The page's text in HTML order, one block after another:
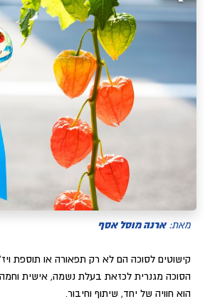
מאת:ארנה מוסל אסף
קישוטים לסוכה הם לא רק תפאורה או תוספת
הסוכה מגנרית לכזאת בעלת נשמה, אישית
הוא חוויה של יחד, שיתוף וחיבור.